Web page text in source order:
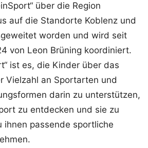
über die Region
auf die Standorte Koblenz und
worden und wird seit
von Leon Brüning koordiniert.
ist es, die Kinder über das
Vielzahl an Sportarten und
darin zu unterstützen,
zu entdecken und sie zu
ihnen passende sportliche